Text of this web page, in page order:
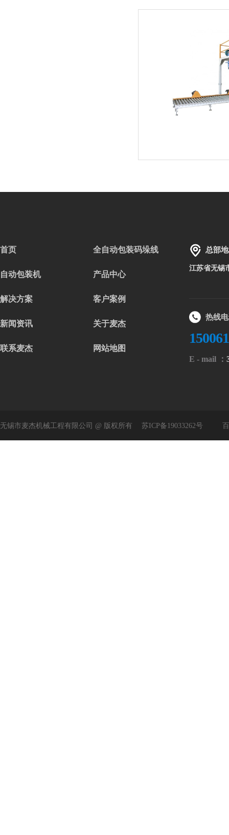
首页 全自动包装码垛线
自动包装机 产品中心
解决方案 客户案例
新闻资讯 关于麦杰
联系麦杰 网站地图
总部
江苏省无锡
热线
E - mail ：
无锡市麦杰机械工程有限公司 @ 版权所有 苏ICP备19033262号 百